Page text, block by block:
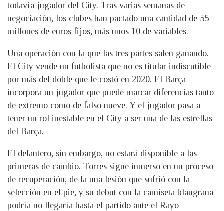
todavía jugador del City. Tras varias semanas de
negociación, los clubes han pactado una cantidad de 55
millones de euros fijos, más unos 10 de variables.
Una operación con la que las tres partes salen ganando.
El City vende un futbolista que no es titular indiscutible
por más del doble que le costó en 2020. El Barça
incorpora un jugador que puede marcar diferencias tanto
de extremo como de falso nueve. Y el jugador pasa a
tener un rol inestable en el City a ser una de las estrellas
del Barça.
El delantero, sin embargo, no estará disponible a las
primeras de cambio. Torres sigue inmerso en un proceso
de recuperación, de la una lesión que sufrió con la
selección en el pie, y su debut con la camiseta blaugrana
podría no llegaría hasta el partido ante el Rayo